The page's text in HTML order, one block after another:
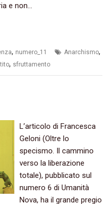
e non…
, numero_11 Anarchismo,
, sfruttamento
L’articolo di Francesca
Geloni (Oltre lo
specismo. Il cammino
verso la liberazione
totale), pubblicato sul
numero 6 di Umanità
Nova, ha il grande pregio